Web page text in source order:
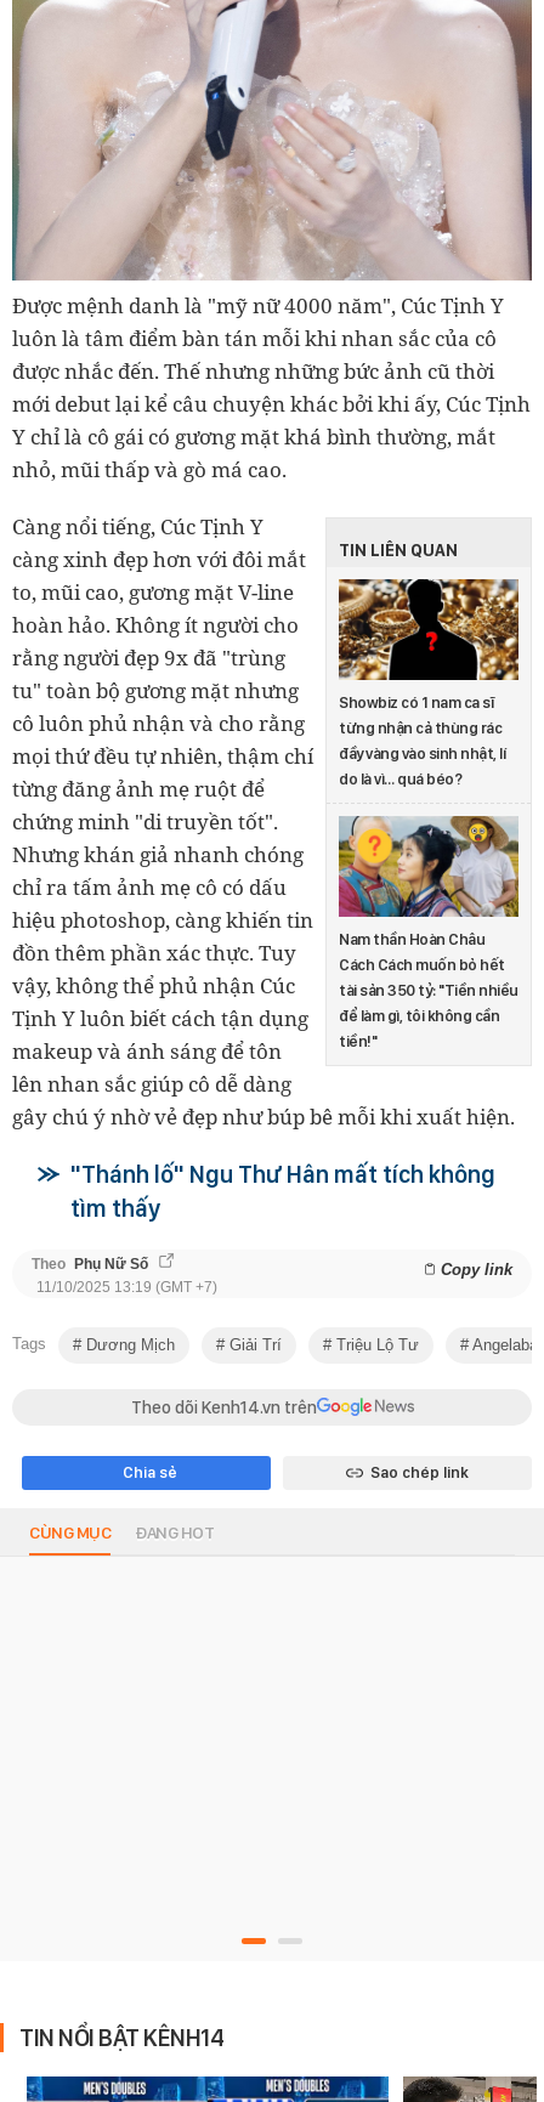
Được mệnh danh là "mỹ nữ 4000 năm", Cúc Tịnh Y
luôn là tâm điểm bàn tán mỗi khi nhan sắc của cô
được nhắc đến. Thế nhưng những bức ảnh cũ thời
mới debut lại kể câu chuyện khác bởi khi ấy, Cúc Tịnh
Y chỉ là cô gái có gương mặt khá bình thường, mắt
nhỏ, mũi thấp và gò má cao.
TIN LIÊN QUAN
Showbiz có 1 nam ca sĩ
từng nhận cả thùng rác
đầy vàng vào sinh nhật, lí
do là vì… quá béo?
Nam thần Hoàn Châu
Cách Cách muốn bỏ hết
tài sản 350 tỷ: "Tiền nhiều
để làm gì, tôi không cần
tiền!"
Càng nổi tiếng, Cúc Tịnh Y
càng xinh đẹp hơn với đôi mắt
to, mũi cao, gương mặt V-line
hoàn hảo. Không ít người cho
rằng người đẹp 9x đã "trùng
tu" toàn bộ gương mặt nhưng
cô luôn phủ nhận và cho rằng
mọi thứ đều tự nhiên, thậm chí
từng đăng ảnh mẹ ruột để
chứng minh "di truyền tốt".
Nhưng khán giả nhanh chóng
chỉ ra tấm ảnh mẹ cô có dấu
hiệu photoshop, càng khiến tin
đồn thêm phần xác thực. Tuy
vậy, không thể phủ nhận Cúc
Tịnh Y luôn biết cách tận dụng
makeup và ánh sáng để tôn
lên nhan sắc giúp cô dễ dàng
gây chú ý nhờ vẻ đẹp như búp bê mỗi khi xuất hiện.
"Thánh lố" Ngu Thư Hân mất tích không
tìm thấy
Theo Phụ Nữ Số Copy link
11/10/2025 13:19 (GMT +7)
Tags Dương Mịch Giải Trí Triệu Lộ Tư
Theo dõi Kenh14.vn trên
Chia sẻ Sao chép link
CÙNG MỤC ĐANG HOT
TIN NỔI BẬT KÊNH14